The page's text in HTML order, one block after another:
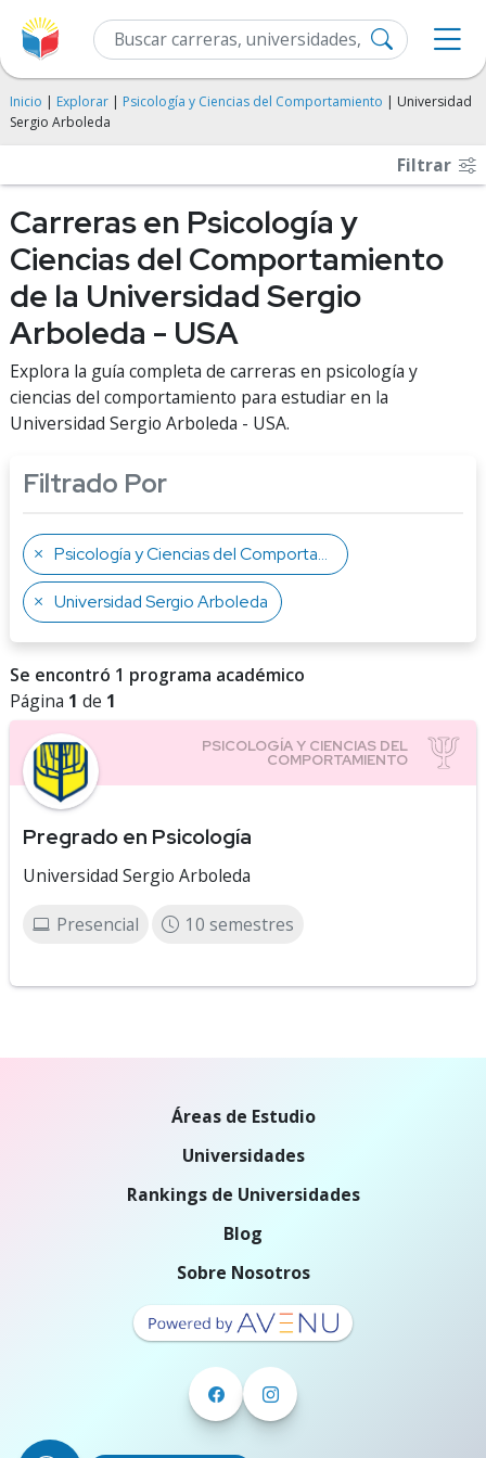
Inicio | Explorar | Psicología y Ciencias del Comportamiento | Universidad
Sergio Arboleda
Filtrar
Carreras en Psicología y
Ciencias del Comportamiento
de la Universidad Sergio
Arboleda - USA
Explora la guía completa de carreras en psicología y
ciencias del comportamiento para estudiar en la
Universidad Sergio Arboleda - USA.
Filtrado Por
Psicología y Ciencias del Comportamiento
Universidad Sergio Arboleda
Se encontró 1 programa académico
Página 1 de 1
Pregrado en Psicología
Universidad Sergio Arboleda
Presencial 10 semestres
Áreas de Estudio
Universidades
Rankings de Universidades
Blog
Sobre Nosotros